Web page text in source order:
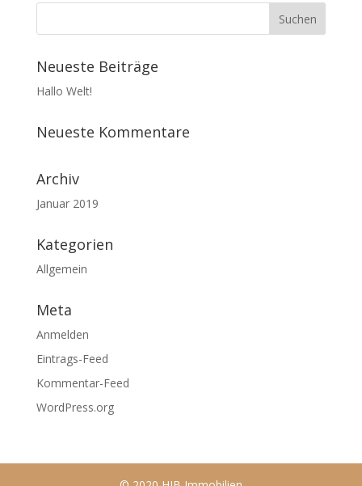
Neueste Beiträge
Hallo Welt!
Neueste Kommentare
Archiv
Januar 2019
Kategorien
Allgemein
Meta
Anmelden
Eintrags-Feed
Kommentar-Feed
WordPress.org